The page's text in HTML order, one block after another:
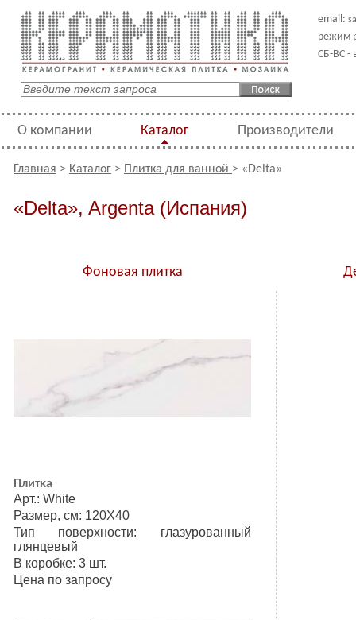
email:
режим
СБ-ВС -
О компании Каталог Производители
Главная > Каталог > Плитка для ванной > «Delta»
«Delta», Argenta (Испания)
Фоновая плитка
Плитка
Арт.: White
Размер, см: 120Х40
Тип поверхности: глазурованный
глянцевый
В коробке: 3 шт.
Цена по запросу